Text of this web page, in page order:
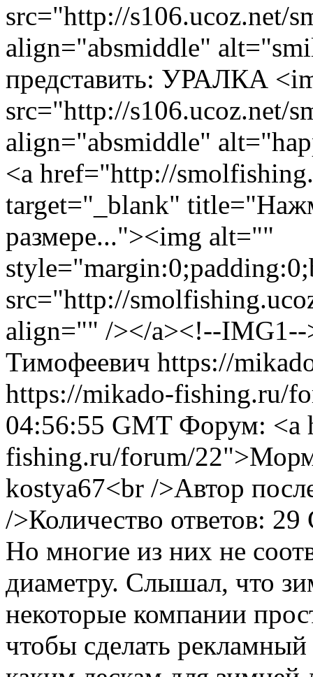
src="http://s106.ucoz.net/
align="absmiddle"
представить: УРАЛКА
src="http://s106.ucoz.net/
align="absmiddle"
<a href="http://
target="_blank"
размере..."><img alt=""
src="http://
align="" /></a><!--IMG1--
Тимофеевич https://
https://mikado-fishing.ru/
04:56:55 GMT Форум: <a
fishing.ru/forum/
kostya67<br />Автор
/>Количество ответов: 29
Но многие из них не
диаметру. Слышал, что
некоторые компании
чтобы сделать